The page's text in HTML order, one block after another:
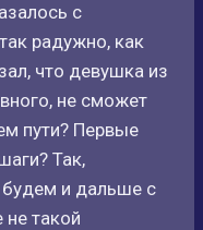
с
радужно, как
что девушка из
не сможет
пути? Первые
Так,
и дальше с
такой